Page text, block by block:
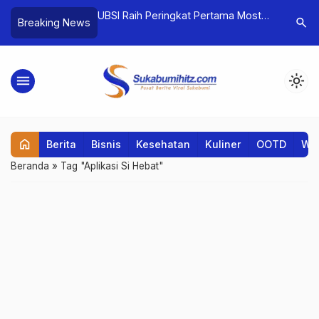
Breaking News
Universitas Nusa
UBSI Raih Peringkat Pertama Most
Komitmen dalam Literasi Keuangan
Mahasiswa
Emil
Indonesia
search
menu light_mode
home Berita Bisnis Kesehatan Kuliner OOTD
Beranda » Tag "Aplikasi Si Hebat"